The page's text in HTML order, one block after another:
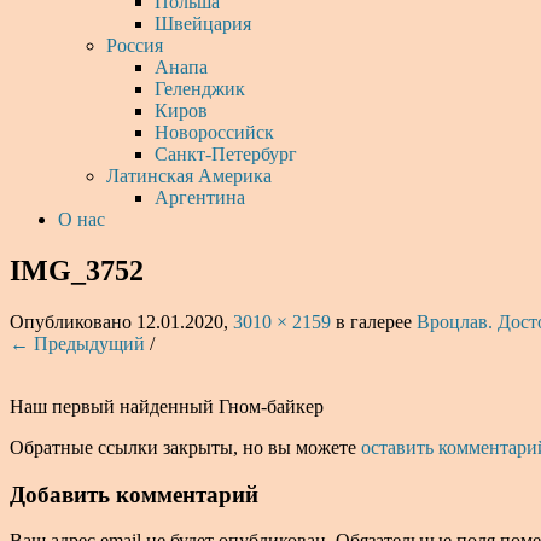
Швейцария
Россия
Анапа
Геленджик
Киров
Новороссийск
Санкт-Петербург
Латинская Америка
Аргентина
О нас
IMG_3752
Опубликовано 12.01.2020, 3010 × 2159 в галерее Вроцлав.
← Предыдущий /
Наш первый найденный Гном-байкер
Обратные ссылки закрыты, но вы можете оставить
Добавить комментарий